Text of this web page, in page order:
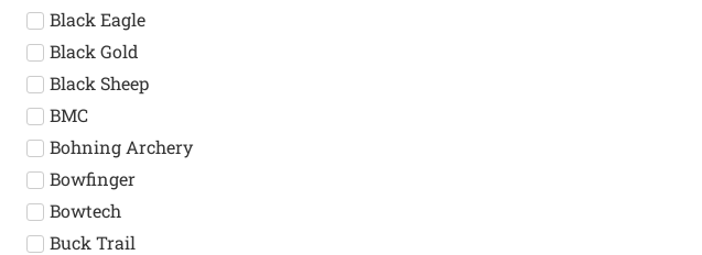
Black Eagle
Black Gold
Black Sheep
BMC
Bohning Archery
Bowfinger
Bowtech
Buck Trail